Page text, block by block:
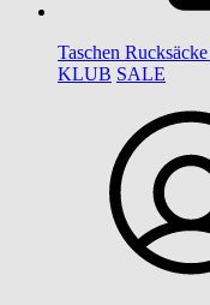
Taschen Rucksäcke
KLUB SALE